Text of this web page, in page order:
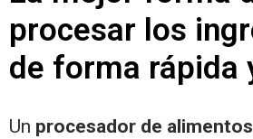
procesar los
de forma rápida
Un procesador de alimentos